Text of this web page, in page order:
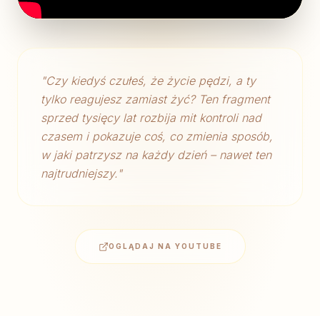
"Czy kiedyś czułeś, że życie pędzi, a ty
tylko reagujesz zamiast żyć? Ten fragment
sprzed tysięcy lat rozbija mit kontroli nad
czasem i pokazuje coś, co zmienia sposób,
w jaki patrzysz na każdy dzień – nawet ten
najtrudniejszy. "
OGLĄDAJ NA YOUTUBE